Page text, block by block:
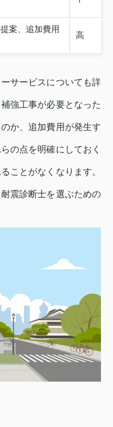
案、追加費用
高
サービスについても詳
強工事が必要となった
か、追加費用が発生す
の点を明確にしておく
ことがなくなります。
震診断士を選ぶための